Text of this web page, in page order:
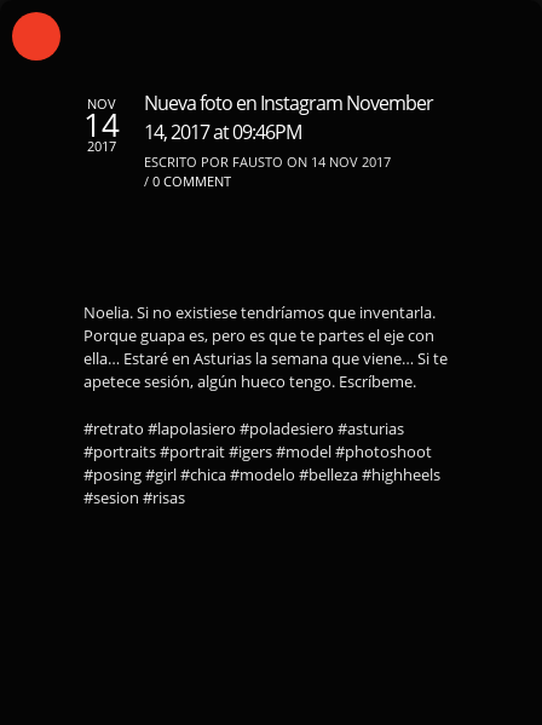
NOV
14
2017
Nueva foto en Instagram November
14, 2017 at 09:46PM
ESCRITO POR FAUSTO ON 14 NOV 2017
/ 0 COMMENT
Noelia. Si no existiese tendríamos que inventarla.
Porque guapa es, pero es que te partes el eje con
ella… Estaré en Asturias la semana que viene… Si te
apetece sesión, algún hueco tengo. Escríbeme.
#retrato #lapolasiero #poladesiero #asturias
#portraits #portrait #igers #model #photoshoot
#posing #girl #chica #modelo #belleza #highheels
#sesion #risas